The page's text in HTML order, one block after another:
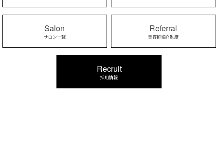
Salon
サロン一覧
Referral
美容師紹介制度
Recruit
採用情報